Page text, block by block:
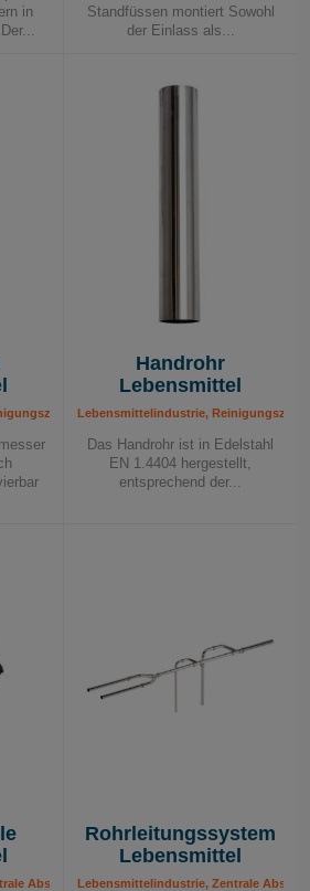
DC 2800
DC
5800
FÜR DIE
S 34000
S 11000
Reinraumventile
in
Standfüssen montiert Sowohl
der Einlass als...
für Lebensmittel
Handrohr
Lebensmittel
Lebensmittelindustrie,
Das Handrohr ist in Edelstahl
EN 1.4404 hergestellt,
entsprechend der...
Absaugsysteme Lebensmittel – Komponenten
Rohrleitungssystem
Lebensmittel
Lebensmittelindustrie, Zentrale